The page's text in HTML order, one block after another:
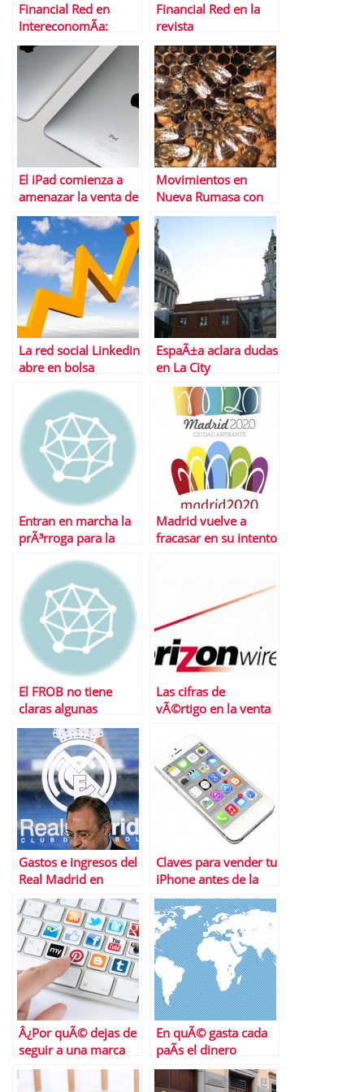
Financial Red en
IntereconomÃ­a:
Entrevista a JesÃºs
Perez sobre blogs y
mercados
Financial Red en la
revista
emprendedores
El iPad comienza a
amenazar la venta de
PC
Movimientos en
Nueva Rumasa con
vistas a 2011
La red social Linkedin
abre en bolsa
nubes | ValoraciÃ³n y
mÃºltiplos
EspaÃ±a aclara dudas
en La City
Entran en marcha la
prÃ³rroga para la
parados de larga
duraciÃ³n
Madrid vuelve a
fracasar en su intento
El FROB no tiene
claras algunas
operaciones de la
banca nacionalizada
Las cifras de
vÃ©rtigo en la venta
en Verizon Wireless
por Vodafone
Gastos e ingresos del
Real Madrid en
fichajes
Claves para vender tu
iPhone antes de la
llegada del iPhone 6
Â¿Por quÃ© dejas de
seguir a una marca
en redes sociales?
En quÃ© gasta cada
paÃ­s el dinero